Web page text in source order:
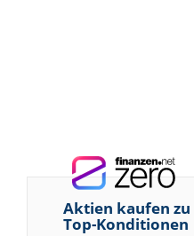
Aktien kaufen zu
Top-Konditionen